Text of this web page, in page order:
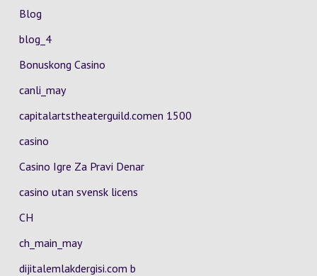
Blog
blog_4
Bonuskong Casino
canli_may
capitalartstheaterguild.comen 1500
casino
Casino Igre Za Pravi Denar
casino utan svensk licens
CH
ch_main_may
dijitalemlakdergisi.com b